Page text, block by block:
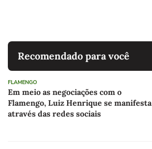
Recomendado para você
FLAMENGO
Em meio as negociações com o
Flamengo, Luiz Henrique se manifesta
através das redes sociais